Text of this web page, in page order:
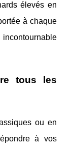
élevés en
à chaque
tous les
ou en
à vos